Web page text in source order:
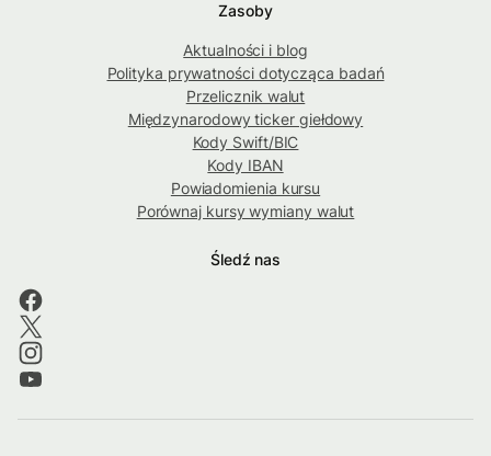
Zasoby
Aktualności i blog
Polityka prywatności dotycząca badań
Przelicznik walut
Międzynarodowy ticker giełdowy
Kody Swift/BIC
Kody IBAN
Powiadomienia kursu
Porównaj kursy wymiany walut
Śledź nas